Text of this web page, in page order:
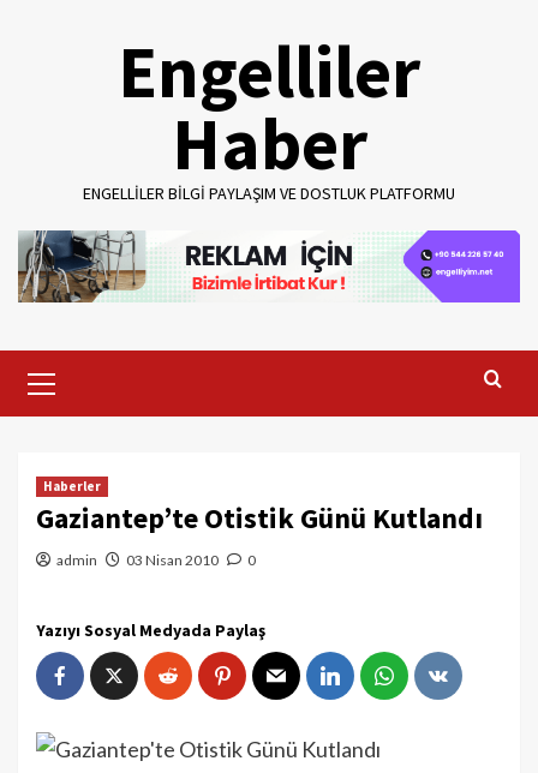
Engelliler
Haber
ENGELLILER BILGI PAYLAŞIM VE DOSTLUK PLATFORMU
Menu
Haberler
Gaziantep’te Otistik Günü Kutlandı
admin 03 Nisan 2010 0
Yazıyı Sosyal Medyada Paylaş